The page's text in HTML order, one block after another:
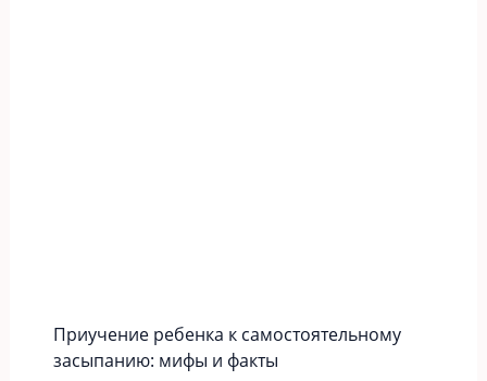
Приучение ребенка к самостоятельному
засыпанию: мифы и факты